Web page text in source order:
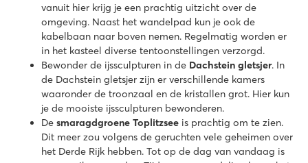
vanuit hier krijg je een prachtig uitzicht over de
omgeving. Naast het wandelpad kun je ook de
kabelbaan naar boven nemen. Regelmatig worden er
in het kasteel diverse tentoonstellingen verzorgd.
Bewonder de ijssculpturen in de Dachstein gletsjer. In
de Dachstein gletsjer zijn er verschillende kamers
waaronder de troonzaal en de kristallen grot. Hier kun
je de mooiste ijssculpturen bewonderen.
De smaragdgroene Toplitzsee is prachtig om te zien.
Dit meer zou volgens de geruchten vele geheimen over
het Derde Rijk hebben. Tot op de dag van vandaag is